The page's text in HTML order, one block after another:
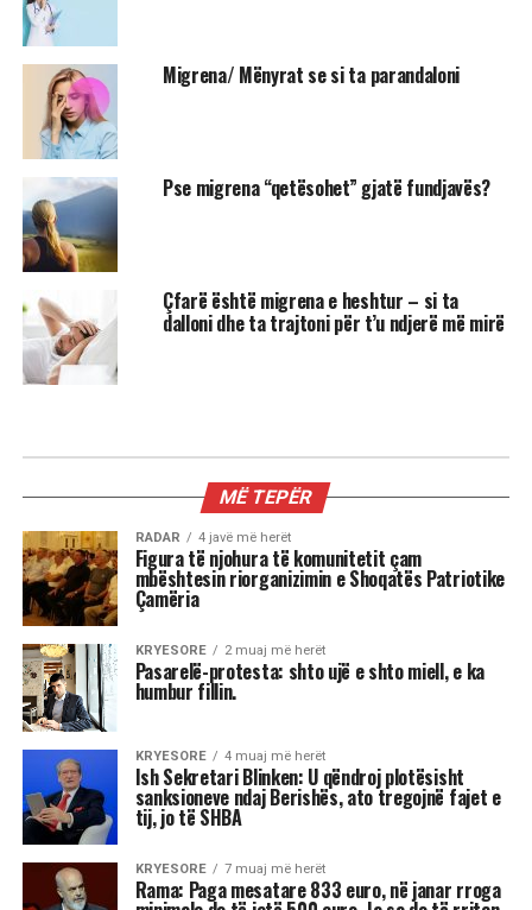
Migrena/ Mënyrat se si ta parandaloni
Pse migrena “qetësohet” gjatë fundjavës?
Çfarë është migrena e heshtur – si ta
dalloni dhe ta trajtoni për t’u ndjerë më mirë
3 shenjat më xheloze të horoskopit
Astrologjia tregon se disa shenja të zodiakut
janë më të prirura të përjetojnë xhelozi, për
shkak të pasigurisë, krenarisë ose nevojës së
fortë për njohje.